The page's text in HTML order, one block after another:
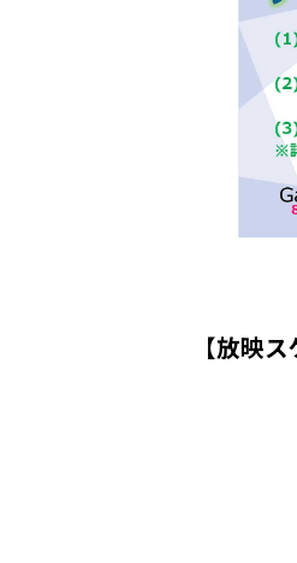
【放映